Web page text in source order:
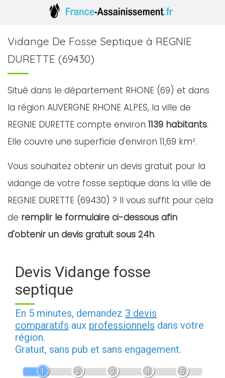
Vidange De Fosse Septique à REGNIE
DURETTE (69430)
Situé dans le département RHONE (69) et dans
la région AUVERGNE RHONE ALPES, la ville de
REGNIE DURETTE compte environ 1139 habitants.
Elle couvre une superficie d'environ 11,69 km².
Vous souhaitez obtenir un devis gratuit pour la
vidange de votre fosse septique dans la ville de
REGNIE DURETTE (69430) ? Il vous suffit pour cela
de remplir le formulaire ci-dessous afin
d'obtenir un devis gratuit sous 24h.
Devis Vidange fosse
septique
En 5 minutes, demandez 3 devis
comparatifs aux professionnels dans votre
région.
Gratuit, sans pub et sans engagement.
1 2 3 4 5